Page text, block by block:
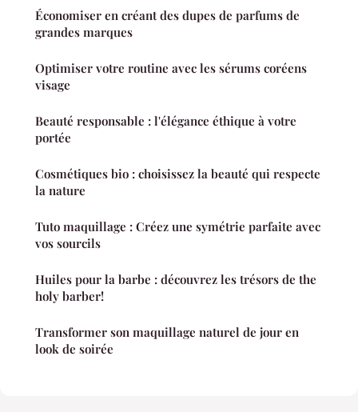
Économiser en créant des dupes de parfums de
grandes marques
Optimiser votre routine avec les sérums coréens
visage
Beauté responsable : l'élégance éthique à votre
portée
Cosmétiques bio : choisissez la beauté qui respecte
la nature
Tuto maquillage : Créez une symétrie parfaite avec
vos sourcils
Huiles pour la barbe : découvrez les trésors de the
holy barber!
Transformer son maquillage naturel de jour en
look de soirée